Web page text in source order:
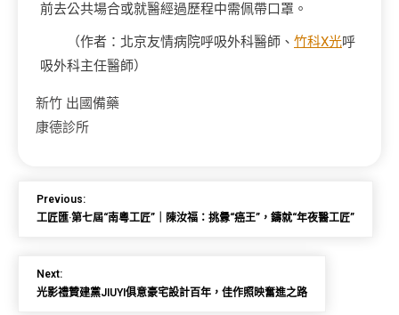
前去公共場合或就醫經過歷程中需佩帶口罩。
（作者：北京友情病院呼吸外科醫師、 竹科X光呼
吸外科主任醫師）
新竹 出國備藥
康德診所
Previous:
工匠匯·第七屆“南粵工匠”｜陳汝福：挑釁“癌王”，鑄就“年夜醫工匠”
Next:
光影禮贊建黨JIUYI俱意豪宅設計百年，佳作照映奮進之路